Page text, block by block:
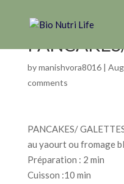
bymanishvora8016|
comments
PANCAKES/
au yaourt ou fromage
Préparation : 2 min
Cuisson :10 min